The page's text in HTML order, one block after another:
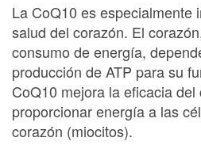
La CoQ10 es especialmente
salud del corazón. El
consumo de energía,
producción de ATP para su
CoQ10 mejora la eficacia del
proporcionar energía a las
corazón (miocitos).